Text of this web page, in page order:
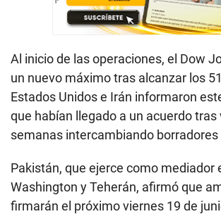
Al inicio de las operaciones, el Dow
un nuevo máximo tras alcanzar los
Estados Unidos e Irán informaron
que habían llegado a un acuerdo tras
semanas intercambiando borradores
Pakistán, que ejerce como mediador
Washington y Teherán, afirmó que
firmarán el próximo viernes 19 de